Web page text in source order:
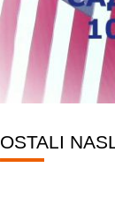
OSTALI